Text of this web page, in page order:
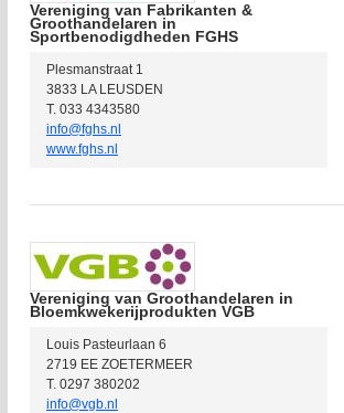
Vereniging van Fabrikanten &
Groothandelaren in
Sportbenodigdheden FGHS
Plesmanstraat 1
3833 LA LEUSDEN
T. 033 4343580
info@fghs.nl
www.fghs.nl
Vereniging van Groothandelaren in
Bloemkwekerijprodukten VGB
Louis Pasteurlaan 6
2719 EE ZOETERMEER
T. 0297 380202
info@vgb.nl